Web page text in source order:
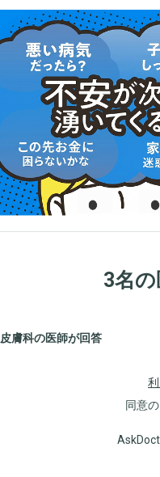
3名
皮膚科の医師が回答
同意